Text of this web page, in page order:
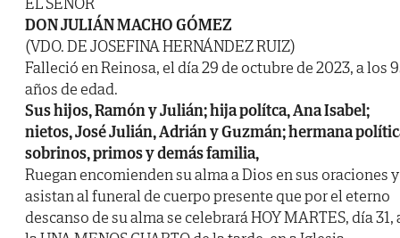
DON JULIÁN MACHO GÓMEZ
(VDO. DE JOSEFINA HERNÁNDEZ RUIZ)
Falleció en Reinosa, el día 29 de octubre de 2023, a los
años de edad.
Sus hijos, Ramón y Julián; hija polítca, Ana Isabel;
nietos, José Julián, Adrián y Guzmán; hermana
sobrinos, primos y demás familia,
Ruegan encomienden su alma a Dios en sus oraciones y
asistan al funeral de cuerpo presente que por el eterno
descanso de su alma se celebrará HOY MARTES, día 31,